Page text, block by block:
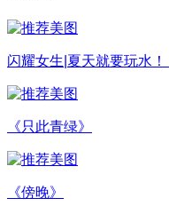
闪耀女生|夏天就要玩水！
《只此青绿》
《傍晚》